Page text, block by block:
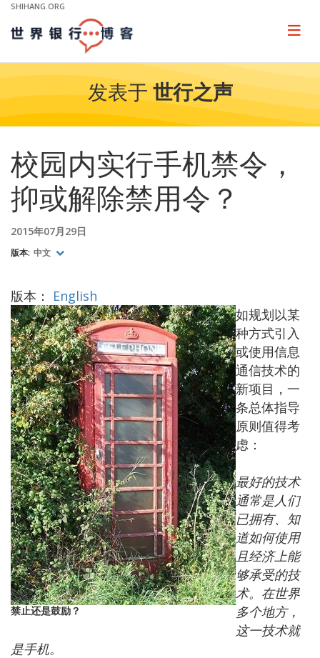
Skip
Main
Navigation
SHIHANG.ORG
Page
发表于 世行之声
校园内实行手机禁令，
抑或解除禁用令？
2015年07月29日
版本: 中文
版本： English
禁止还是鼓励？
如规划以某
种方式引入
或使用信息
通信技术的
新项目，一
条总体指导
原则值得考
虑：
最好的技术
通常是人们
已拥有、知
道如何使用
且经济上能
够承受的技
术。在世界
多个地方，
这一技术就
是手机。